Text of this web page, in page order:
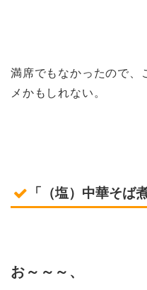
満席でもなかったので、
メかもしれない。
「 （塩）中華そば
お～～～、